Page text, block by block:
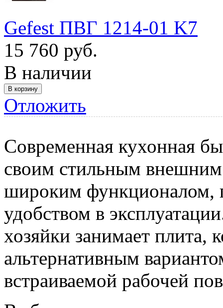
Gefest ПВГ 1214-01 K7
15 760 руб.
В наличии
Отложить
Современная кухонная
своим стильным
широким функционалом,
удобством в
хозяйки занимает плита,
альтернативным
встраиваемой рабочей